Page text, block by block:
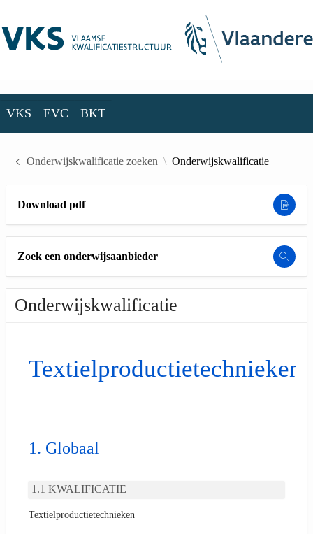
VKS EVC BKT
Onderwijskwalificatie zoeken Onderwijskwalificatie
Download pdf
Zoek een onderwijsaanbieder
Onderwijskwalificatie
Textielproductietechnieken
Globaal
KWALIFICATIE
Textielproductietechnieken